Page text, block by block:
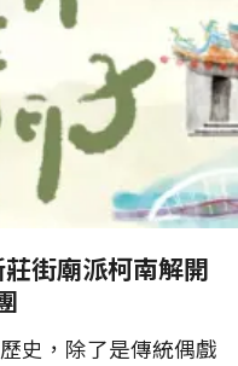
街廟派柯南解開
史，除了是傳統偶戲